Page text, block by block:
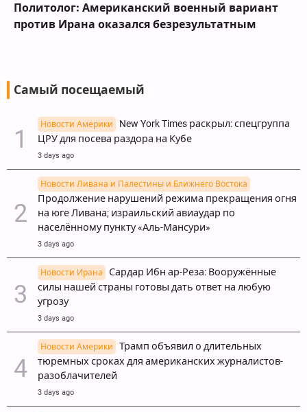
Политолог: Американский военный вариант
против Ирана оказался безрезультатным
Самый посещаемый
Новости Америки
New York Times раскрыл: спецгруппа
ЦРУ для посева раздора на Кубе
3 days ago
Новости Ливана и Палестины и Ближнего Востока
Продолжение нарушений режима прекращения огня
на юге Ливана; израильский авиаудар по
населённому пункту «Аль-Мансури»
3 days ago
Новости Ирана
Сардар Ибн ар-Реза: Вооружённые
силы нашей страны готовы дать ответ на любую
угрозу
3 days ago
Новости Америки
Трамп объявил о длительных
тюремных сроках для американских журналистов-
разоблачителей
3 days ago